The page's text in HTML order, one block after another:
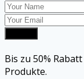
Bis zu 50%
Produkte.